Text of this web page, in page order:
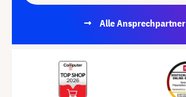
Alle Ansprechpartner